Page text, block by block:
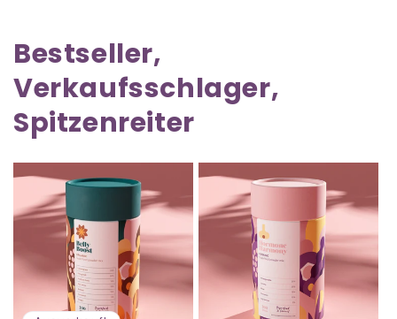
Bestseller,
Verkaufsschlager,
Spitzenreiter